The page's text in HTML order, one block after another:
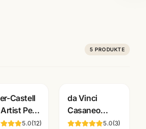
5 PRODUKTE
Castell
Pen
·
5.0(12)
da Vinci
Casaneo
Aquarellpinsel
5.0(3)